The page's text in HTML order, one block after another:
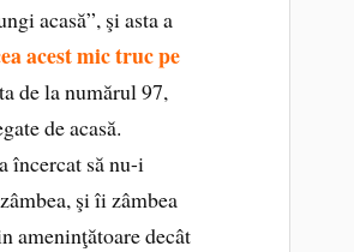
acasă”, şi asta a
acest mic truc pe
de la numărul 97,
de acasă.
încercat să nu-i
şi îi zâmbea
ameninţătoare decât